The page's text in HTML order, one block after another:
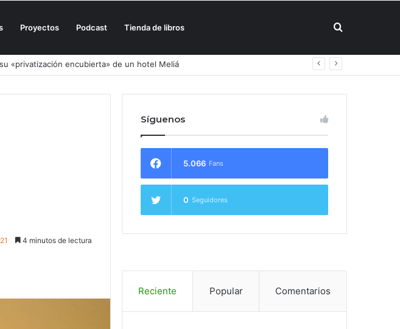
Proyectos Podcast Tienda de libros Buscar
«privatización encubierta» de un hotel Meliá
4 minutos de lectura
Síguenos
5.066 Fans
0 Seguidores
Reciente Popular Comentarios